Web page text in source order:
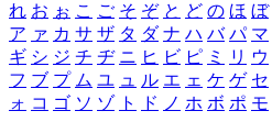
れ お ぉ こ ご そ ぞ と ど の ほ ぼ
ア ァ カ サ ザ タ ダ ナ ハ バ パ マ
ギ シ ジ チ ヂ ニ ヒ ビ ピ ミ リ ウ
フ ブ プ ム ユ ュ ル エ ェ ケ ゲ セ
ォ コ ゴ ソ ゾ ト ド ノ ホ ボ ポ モ